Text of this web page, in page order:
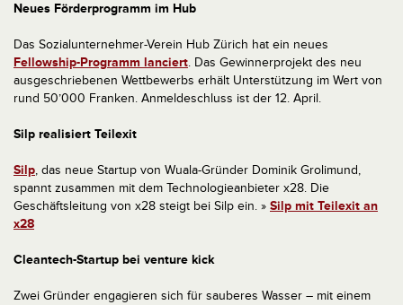
Neues Förderprogramm im Hub
Das Sozialunternehmer-Verein Hub Zürich hat ein neues
Fellowship-Programm lanciert. Das Gewinnerprojekt des neu
ausgeschriebenen Wettbewerbs erhält Unterstützung im Wert von
rund 50’000 Franken. Anmeldeschluss ist der 12. April.
Silp realisiert Teilexit
Silp, das neue Startup von Wuala-Gründer Dominik Grolimund,
spannt zusammen mit dem Technologieanbieter x28. Die
Geschäftsleitung von x28 steigt bei Silp ein. » Silp mit Teilexit an
x28
Cleantech-Startup bei venture kick
Zwei Gründer engagieren sich für sauberes Wasser – mit einem